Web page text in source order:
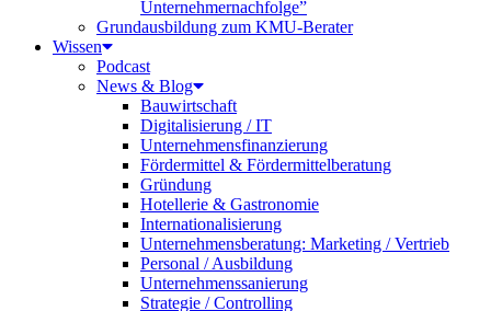
Unternehmernachfolge”
Grundausbildung zum KMU-Berater
Wissen
Podcast
News & Blog
Bauwirtschaft
Digitalisierung / IT
Unternehmensfinanzierung
Fördermittel & Fördermittelberatung
Gründung
Hotellerie & Gastronomie
Internationalisierung
Unternehmensberatung: Marketing / Vertrieb
Personal / Ausbildung
Unternehmenssanierung
Strategie / Controlling